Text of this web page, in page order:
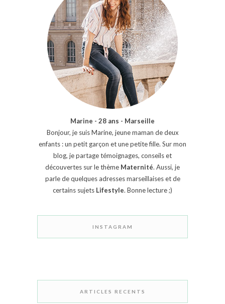
Marine - 28 ans - Marseille
Bonjour, je suis Marine, jeune maman de deux
enfants : un petit garçon et une petite fille. Sur mon
blog, je partage témoignages, conseils et
découvertes sur le thème Maternité. Aussi, je
parle de quelques adresses marseillaises et de
certains sujets Lifestyle. Bonne lecture ;)
INSTAGRAM
ARTICLES RECENTS